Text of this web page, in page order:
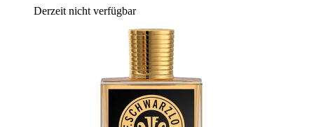
Derzeit nicht verfügbar